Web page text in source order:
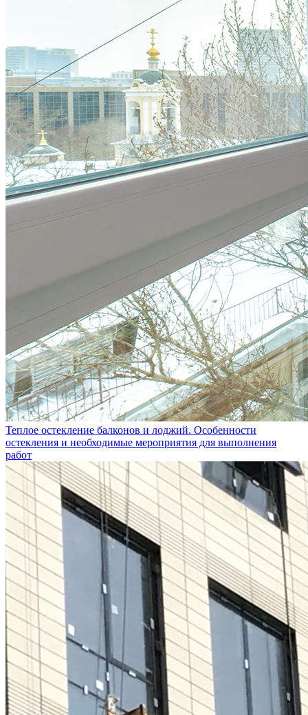
Теплое остекление балконов и лоджий. Особенности
остекления и необходимые мероприятия для выполнения
работ